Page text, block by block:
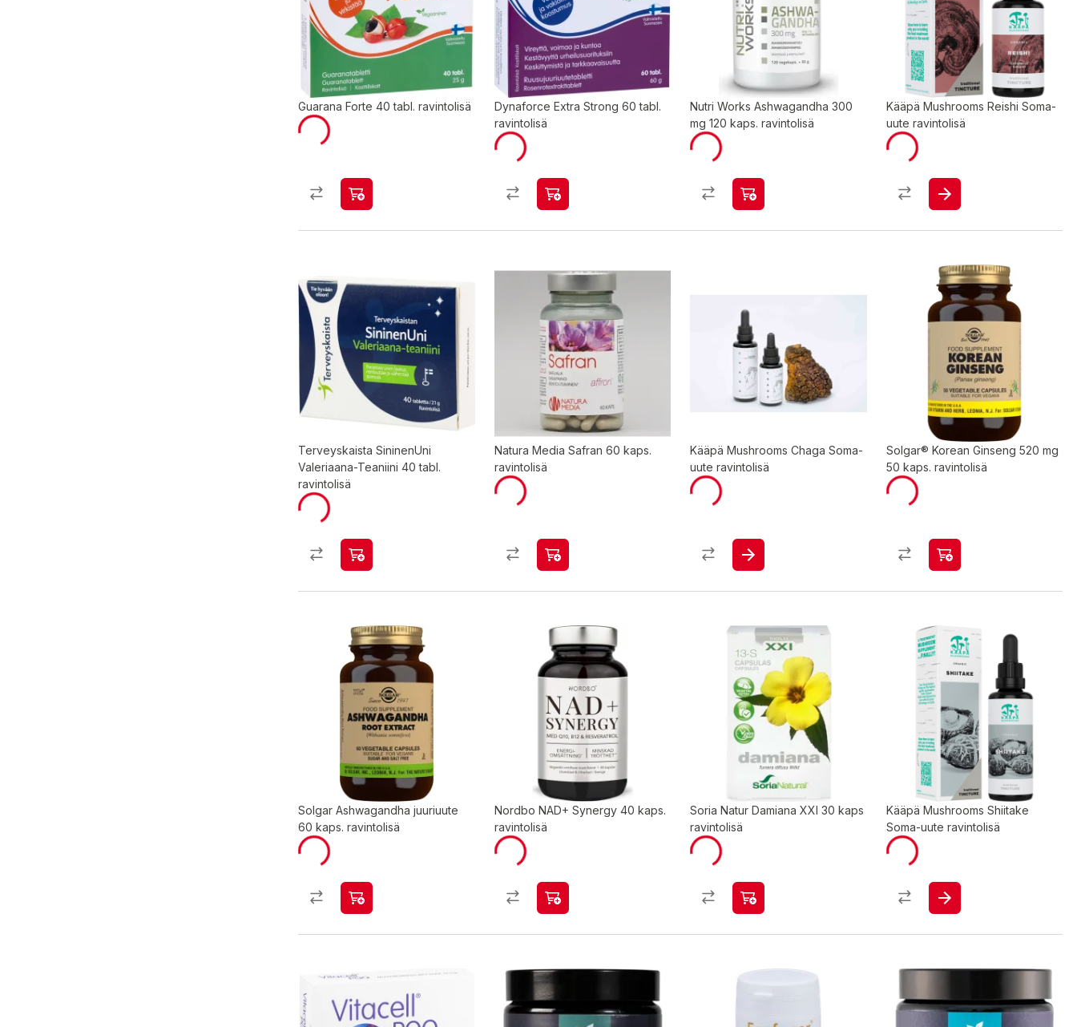
Guarana Forte 40 tabl. ravintolisä
Dynaforce Extra Strong 60 tabl.
ravintolisä
Nutri Works Ashwagandha 300
mg 120 kaps. ravintolisä
Kääpä Mushrooms Reishi Soma-
uute ravintolisä
Terveyskaista SininenUni
Valeriaana-Teaniini 40 tabl.
ravintolisä
Natura Media Safran 60 kaps.
ravintolisä
Kääpä Mushrooms Chaga Soma-
uute ravintolisä
Solgar® Korean Ginseng 520 mg
50 kaps. ravintolisä
Solgar Ashwagandha juuriuute
60 kaps. ravintolisä
Nordbo NAD+ Synergy 40 kaps.
ravintolisä
Soria Natur Damiana XXI 30 kaps
ravintolisä
Kääpä Mushrooms Shiitake
Soma-uute ravintolisä